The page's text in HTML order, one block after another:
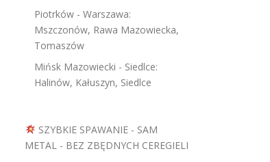
Piotrków - Warszawa:
Mszczonów, Rawa Mazowiecka,
Tomaszów
Mińsk Mazowiecki - Siedlce:
Halinów, Kałuszyn, Siedlce
SZYBKIE SPAWANIE - SAM
METAL - BEZ ZBĘDNYCH CEREGIELI